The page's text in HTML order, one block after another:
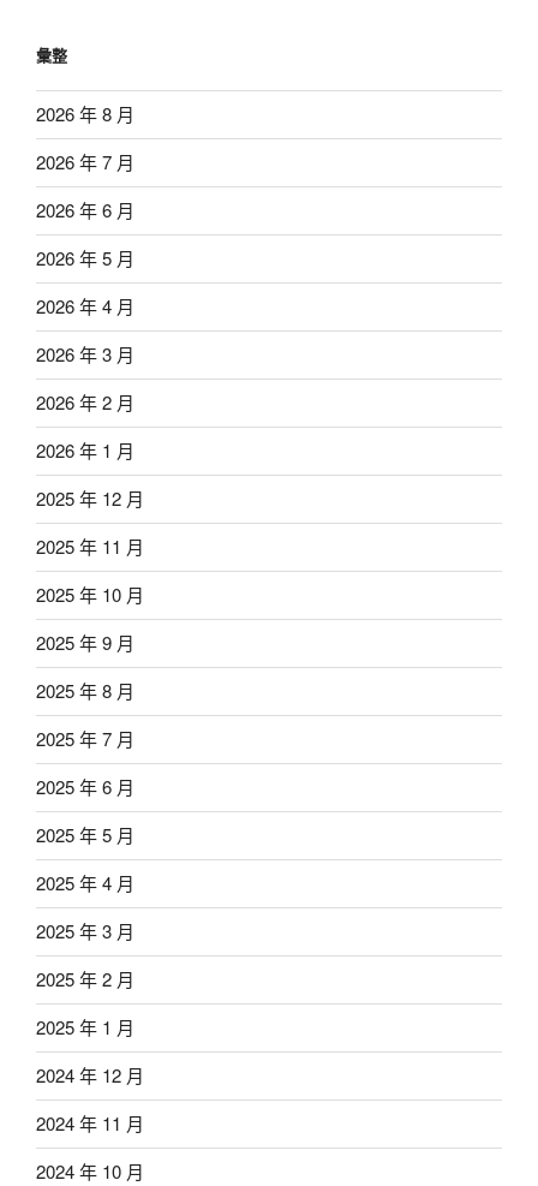
彙整
2026 年 8 月
2026 年 7 月
2026 年 6 月
2026 年 5 月
2026 年 4 月
2026 年 3 月
2026 年 2 月
2026 年 1 月
2025 年 12 月
2025 年 11 月
2025 年 10 月
2025 年 9 月
2025 年 8 月
2025 年 7 月
2025 年 6 月
2025 年 5 月
2025 年 4 月
2025 年 3 月
2025 年 2 月
2025 年 1 月
2024 年 12 月
2024 年 11 月
2024 年 10 月